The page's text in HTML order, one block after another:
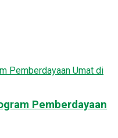
Pemberdayaan